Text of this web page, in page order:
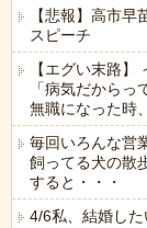
【悲報】高市
スピーチ
【エグい末路
「病気だから
無職になった時
毎回いろんな営
飼ってる犬の散
すると・・・
4/6私、結婚し